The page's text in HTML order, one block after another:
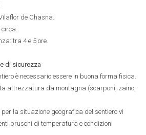
de Chasna.
tra 4 e 5 ore.
di sicurezza
è necessario essere in buona forma fisica.
attrezzatura da montagna (scarponi, zaino,
per la situazione geografica del sentiero vi
bruschi di temperatura e condizioni